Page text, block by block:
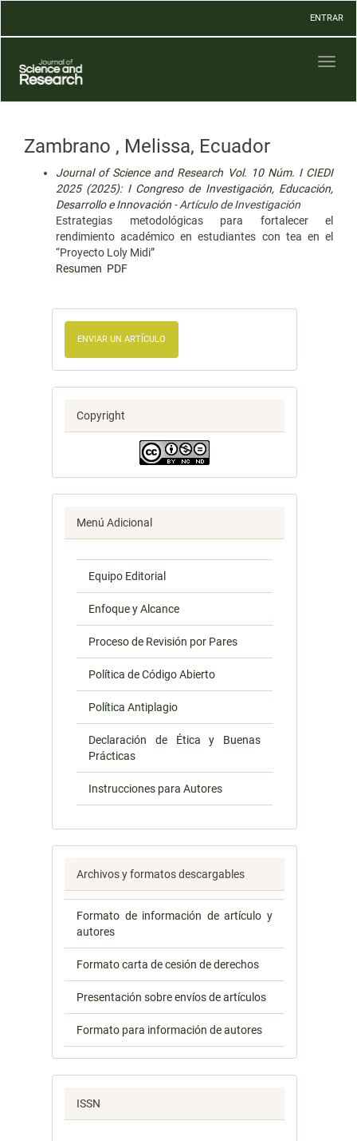
Contenido
Barra
lateral
ENTRAR
Zambrano , Melissa, Ecuador
Journal of Science and Research Vol. 10 Núm. I CIEDI
2025 (2025): I Congreso de Investigación, Educación,
Desarrollo e Innovación - Artículo de Investigación
Estrategias metodológicas para fortalecer el
rendimiento académico en estudiantes con tea en el
“Proyecto Loly Midi”
Resumen PDF
ENVIAR UN ARTÍCULO
Copyright
Menú Adicional
Equipo Editorial
Enfoque y Alcance
Proceso de Revisión por Pares
Política de Código Abierto
Política Antiplagio
Declaración de Ética y Buenas
Prácticas
Instrucciones para Autores
Archivos y formatos descargables
Formato de información de artículo y
autores
Formato carta de cesión de derechos
Presentación sobre envíos de artículos
Formato para información de autores
ISSN